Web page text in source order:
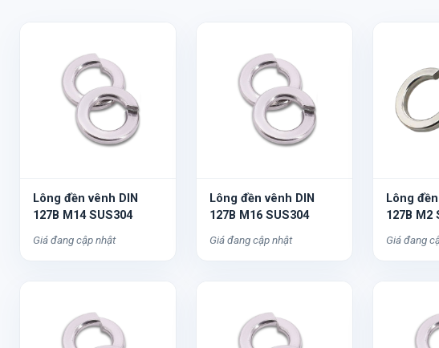
Lông đền vênh DIN
127B M14 SUS304
Giá đang cập nhật
Lông đền vênh DIN
127B M16 SUS304
Giá đang cập nhật
Lông
127B M2
Giá đang